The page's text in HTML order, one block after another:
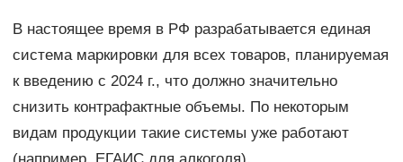
В настоящее время в РФ разрабатывается единая
система маркировки для всех товаров, планируемая
к введению с 2024 г., что должно значительно
снизить контрафактные объемы. По некоторым
видам продукции такие системы уже работают